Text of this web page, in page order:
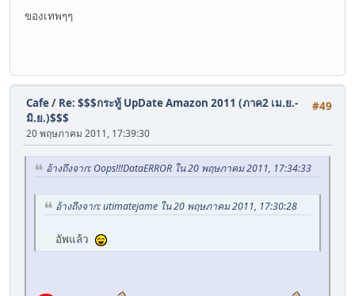
ของเทพๆๆ
#49
Cafe/ Re: $$$กระทู้ UpDate Amazon 2011 (ภาค2 เม.ย.-
มิ.ย.)$$$
20 พฤษภาคม 2011, 17:39:30
อ้างถึงจาก: Oops!!!DataERROR ใน 20 พฤษภาคม 2011, 17:34:33
อ้างถึงจาก: utimatejame ใน 20 พฤษภาคม 2011, 17:30:28
จะ อัพแล้ว